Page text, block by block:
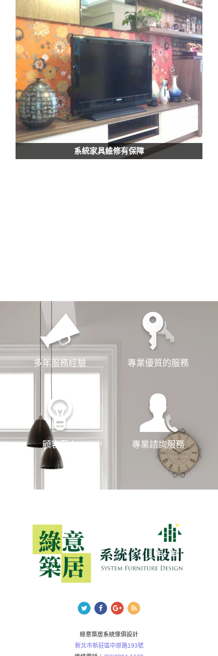
系統家具維修有保障
多年服務經驗 專業優質的服務
顧客至上 專業諮詢服務
綠意築居系統傢俱設計
新北市新莊區中原路193號